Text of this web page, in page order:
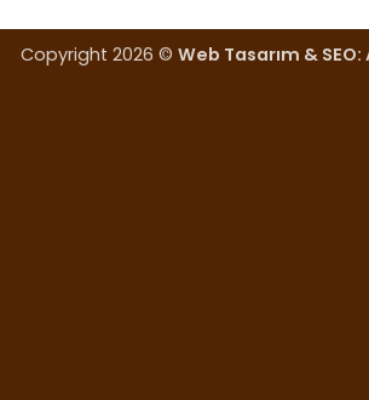
Copyright 2026 © Web Tasarım &